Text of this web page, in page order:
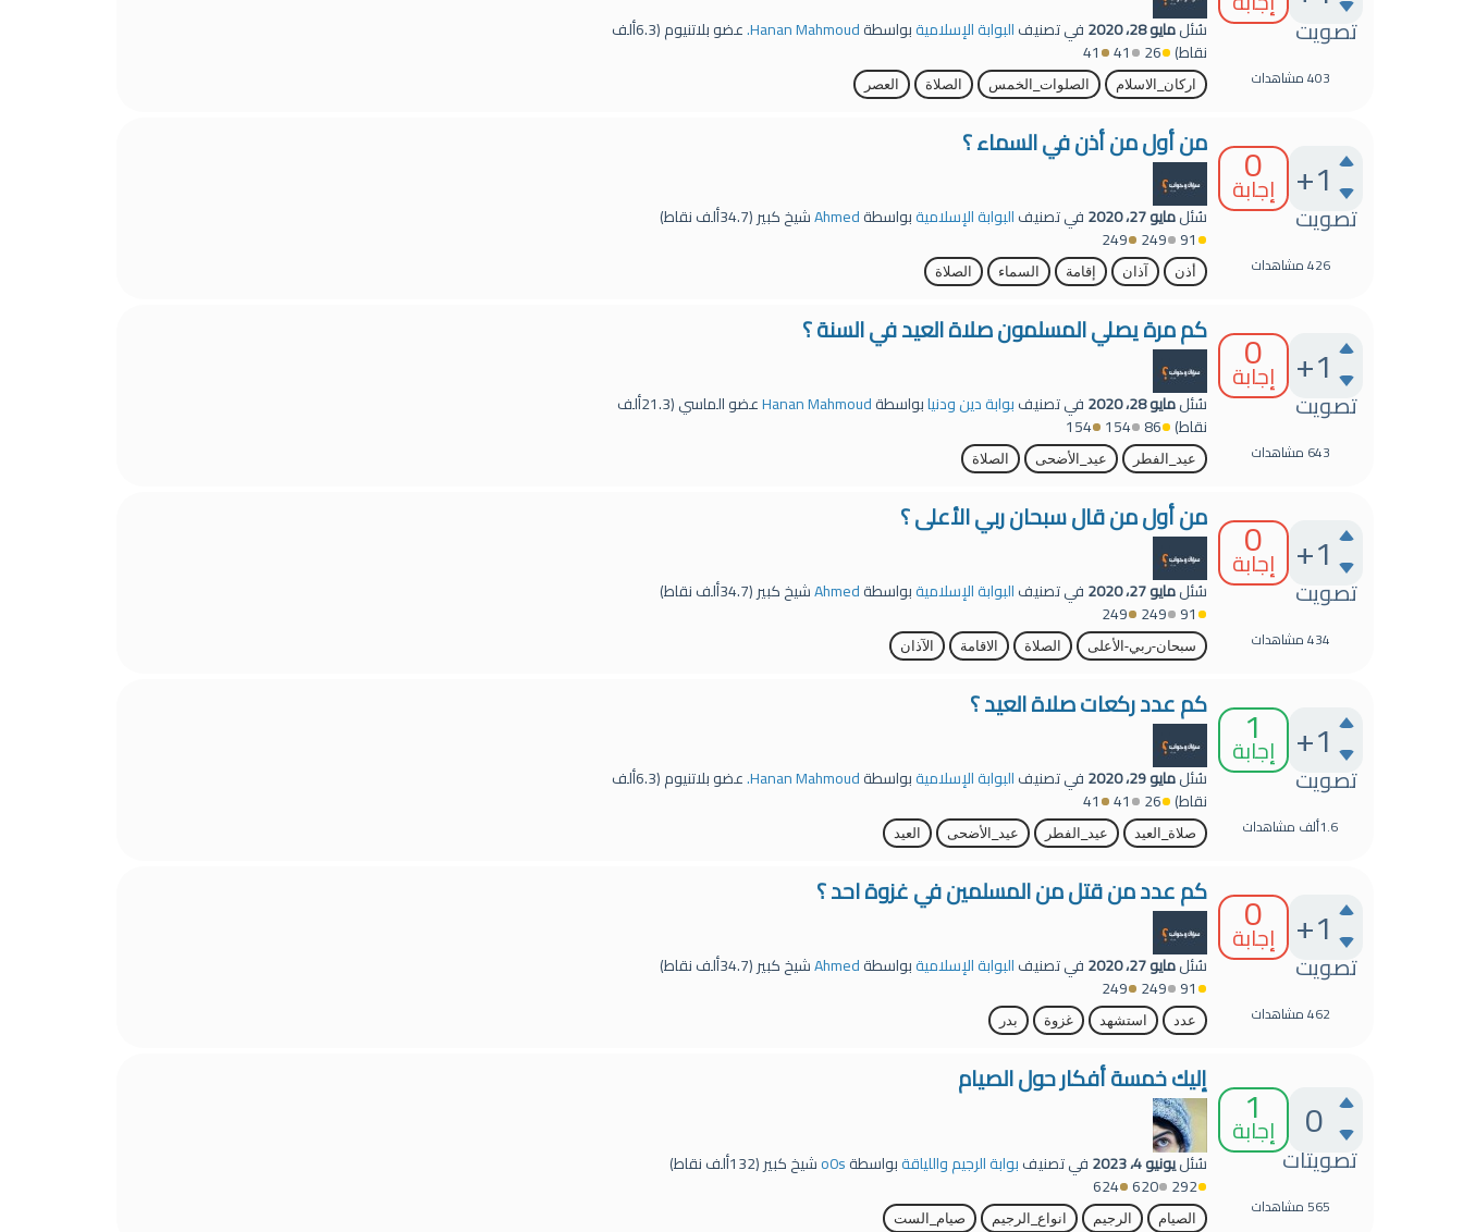
تصويت
403مشاهدات
سُئلمايو 28، 2020 في تصنيفالبوابة الإسلاميةبواسطةHanan Mahmoud. عضو بلاتنيوم(6.3ألف
نقاط) 26
41
41
اركان_الاسلام الصلوات_الخمس الصلاة العصر
+1
تصويت
0
إجابة
426مشاهدات
من أول من أذن في السماء ؟
سُئلمايو 27، 2020 في تصنيفالبوابة الإسلاميةبواسطةAhmedشيخ كبير(34.7ألف
نقاط)
91
249
249
أذن آذان إقامة السماء الصلاة
+1
تصويت
0
إجابة
643 مشاهدات
كم مرة يصلي المسلمون صلاة العيد في السنة ؟
سُئلمايو 28، 2020 في تصنيفبوابة دين ودنيابواسطةHanan Mahmoudعضو الماسي(21.3ألف
نقاط) 86
154
154
عيد_الفطر عيد_الأضحى الصلاة
+1
تصويت
0
إجابة
434مشاهدات
من أول من قال سبحان ربي الأعلى ؟
سُئلمايو 27، 2020 في تصنيفالبوابة الإسلاميةبواسطةAhmedشيخ كبير(34.7ألف
نقاط)
91
249
249
سبحان-ربي-الأعلى الصلاة الاقامة الآذان
+1
تصويت
1
إجابة
1.6ألف مشاهدات
كم عدد ركعات صلاة العيد ؟
سُئلمايو 29، 2020 في تصنيفالبوابة الإسلاميةبواسطةHanan Mahmoud. عضو بلاتنيوم(6.3ألف
نقاط) 26
41
41
صلاة_العيد عيد_الفطر عيد_الأضحى العيد
+1
تصويت
0
إجابة
462مشاهدات
كم عدد من قتل من المسلمين في غزوة احد ؟
سُئلمايو 27، 2020 في تصنيفالبوابة الإسلاميةبواسطةAhmedشيخ كبير(34.7ألف
نقاط)
91
249
249
عدد استشهد غزوة بدر
0
تصويتات
1
إجابة
565مشاهدات
إليك خمسة أفكار حول الصيام
سُئليونيو 4، 2023 في تصنيفبوابة الرجيم واللياقةبواسطةo0sشيخ كبير(132ألف
نقاط)
292
620
624
الصيام الرجيم انواع_الرجيم صيام_الست